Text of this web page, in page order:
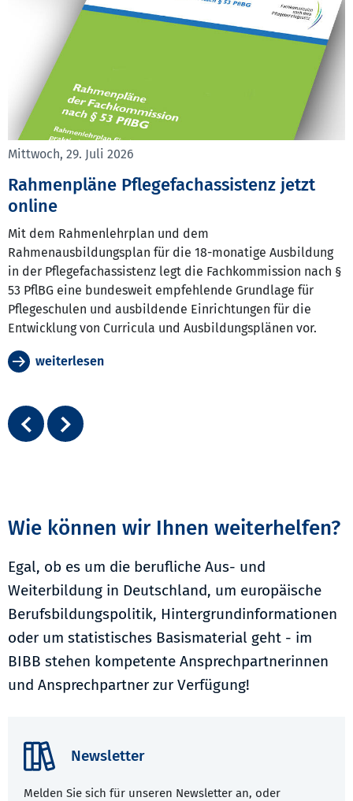
Mittwoch, 29. Juli 2026
Rahmenpläne Pflegefachassistenz jetzt
online
Mit dem Rahmenlehrplan und dem
Rahmenausbildungsplan für die 18-monatige Ausbildung
in der Pflegefachassistenz legt die Fachkommission nach §
53 PflBG eine bundesweit empfehlende Grundlage für
Pflegeschulen und ausbildende Einrichtungen für die
Entwicklung von Curricula und Ausbildungsplänen vor.
weiterlesen
Wie können wir Ihnen weiterhelfen?
Egal, ob es um die berufliche Aus- und
Weiterbildung in Deutschland, um europäische
Berufsbildungspolitik, Hintergrundinformationen
oder um statistisches Basismaterial geht - im
BIBB stehen kompetente Ansprechpartnerinnen
und Ansprechpartner zur Verfügung!
Newsletter
Melden Sie sich für unseren Newsletter an, oder